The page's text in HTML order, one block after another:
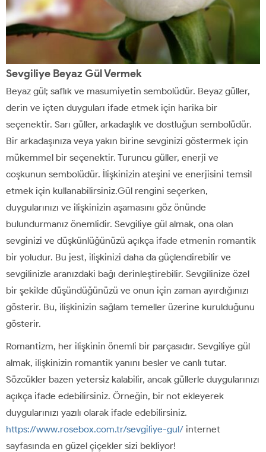
Sevgiliye Beyaz Gül Vermek
Beyaz gül; saflık ve masumiyetin sembolüdür. Beyaz güller,
derin ve içten duyguları ifade etmek için harika bir
seçenektir. Sarı güller, arkadaşlık ve dostluğun sembolüdür.
Bir arkadaşınıza veya yakın birine sevginizi göstermek için
mükemmel bir seçenektir. Turuncu güller, enerji ve
coşkunun sembolüdür. İlişkinizin ateşini ve enerjisini temsil
etmek için kullanabilirsiniz.Gül rengini seçerken,
duygularınızı ve ilişkinizin aşamasını göz önünde
bulundurmanız önemlidir. Sevgiliye gül almak, ona olan
sevginizi ve düşkünlüğünüzü açıkça ifade etmenin romantik
bir yoludur. Bu jest, ilişkinizi daha da güçlendirebilir ve
sevgilinizle aranızdaki bağı derinleştirebilir. Sevgilinize özel
bir şekilde düşündüğünüzü ve onun için zaman ayırdığınızı
gösterir. Bu, ilişkinizin sağlam temeller üzerine kurulduğunu
gösterir.
Romantizm, her ilişkinin önemli bir parçasıdır. Sevgiliye gül
almak, ilişkinizin romantik yanını besler ve canlı tutar.
Sözcükler bazen yetersiz kalabilir, ancak güllerle duygularınızı
açıkça ifade edebilirsiniz. Örneğin, bir not ekleyerek
duygularınızı yazılı olarak ifade edebilirsiniz.
https://www.rosebox.com.tr/sevgiliye-gul/ internet
sayfasında en güzel çiçekler sizi bekliyor!